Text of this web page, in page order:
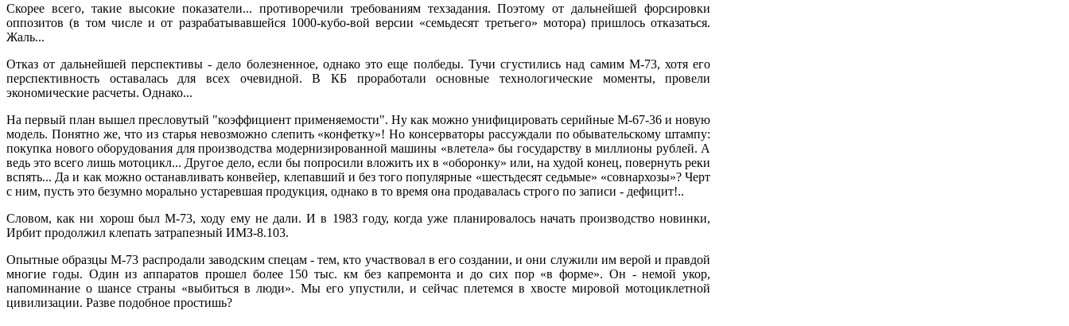
Скорее всего, такие высокие показатели... противоречили требованиям техзадания. Поэтому от дальнейшей форсировки
оппозитов (в том числе и от разрабатывавшейся 1000-кубо-вой версии «семьдесят третьего» мотора) пришлось отказаться.
Жаль...
Отказ от дальнейшей перспективы - дело болезненное, однако это еще полбеды. Тучи сгустились над самим М-73, хотя его
перспективность оставалась для всех очевидной. В КБ проработали основные технологические моменты, провели
экономические расчеты. Однако...
На первый план вышел пресловутый "коэффициент применяемости". Ну как можно унифицировать серийные М-67-36 и новую
модель. Понятно же, что из старья невозможно слепить «конфетку»! Но консерваторы рассуждали по обывательскому штампу:
покупка нового оборудования для производства модернизированной машины «влетела» бы государству в миллионы рублей. А
ведь это всего лишь мотоцикл... Другое дело, если бы попросили вложить их в «оборонку» или, на худой конец, повернуть реки
вспять... Да и как можно останавливать конвейер, клепавший и без того популярные «шестьдесят седьмые» «совнархозы»? Черт
с ним, пусть это безумно морально устаревшая продукция, однако в то время она продавалась строго по записи - дефицит!..
Словом, как ни хорош был М-73, ходу ему не дали. И в 1983 году, когда уже планировалось начать производство новинки,
Ирбит продолжил клепать затрапезный ИМЗ-8.103.
Опытные образцы М-73 распродали заводским спецам - тем, кто участвовал в его создании, и они служили им верой и правдой
многие годы. Один из аппаратов прошел более 150 тыс. км без капремонта и до сих пор «в форме». Он - немой укор,
напоминание о шансе страны «выбиться в люди». Мы его упустили, и сейчас плетемся в хвосте мировой мотоциклетной
цивилизации. Разве подобное простишь?